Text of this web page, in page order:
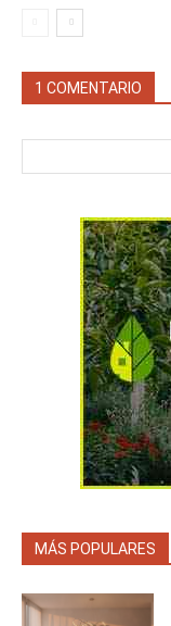
1 COMENTARIO
MÁS POPULARES